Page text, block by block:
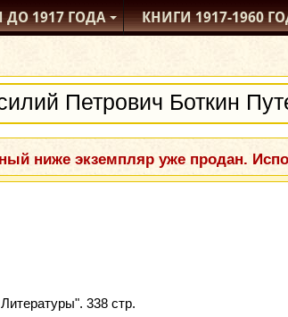
ДО 1917ГОДА КНИГИ1917-1960
ниже экземпляр уже продан.
338 стр.